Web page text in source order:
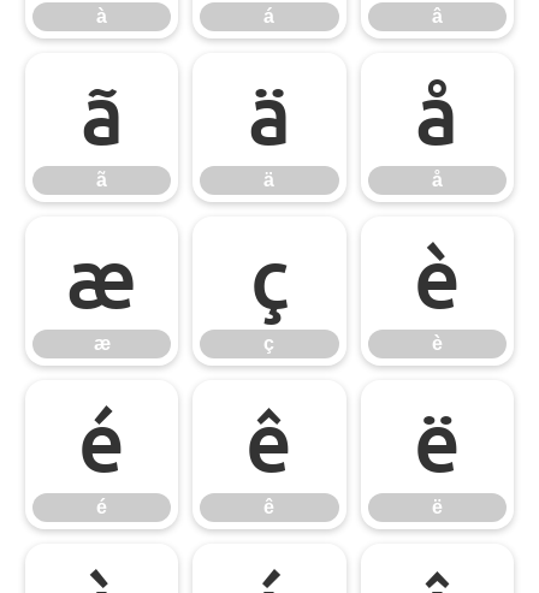
à á â
ã
ã
ä
ä
å
å
æ
æ
ç
ç
è
è
é
é
ê
ê
ë
ë